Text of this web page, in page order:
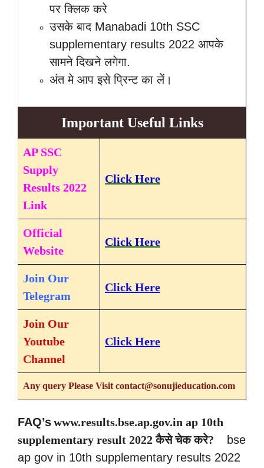
पर क्लिक करे
उसके बाद Manabadi 10th SSC
supplementary results 2022 आपके
सामने दिखने लगेगा.
अंत मे आप इसे प्रिन्ट का लें।
Important Useful Links
AP SSC
Supply
Results 2022
Link
Click Here
Official
Website
Click Here
Join Our
Telegram
Click Here
Join Our
Youtube
Channel
Click Here
Any query Please Visit contact@sonujieducation.com
FAQ’swww.results.bse.ap.gov.in ap 10th
supplementary result 2022 कैसे चेक करे?
bse
ap gov in 10th supplementary results 2022